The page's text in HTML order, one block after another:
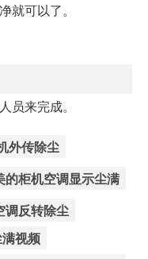
就可以了。
员来完成。
外传除尘
的柜机空调显示尘满
调反转除尘
视频